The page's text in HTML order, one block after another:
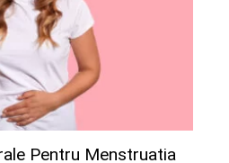
Pentru Menstruatia